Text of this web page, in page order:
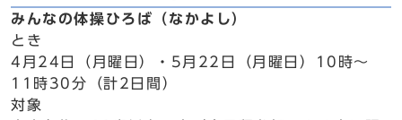
みんなの体操ひろば（なかよし）
とき
4月24日（月曜日）・5月22日（月曜日）10時～
11時30分（計2日間）
対象